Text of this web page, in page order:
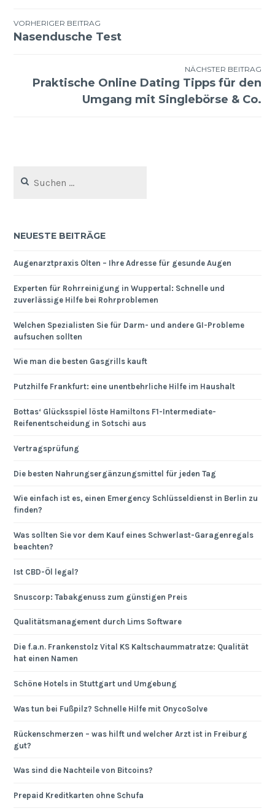
Beitragsnavigation
VORHERIGER BEITRAG
Nasendusche Test
NÄCHSTER BEITRAG
Praktische Online Dating Tipps für den
Umgang mit Singlebörse & Co.
nach:
NEUESTE BEITRÄGE
Augenarztpraxis Olten – Ihre Adresse für gesunde Augen
Experten für Rohrreinigung in Wuppertal: Schnelle und
zuverlässige Hilfe bei Rohrproblemen
Welchen Spezialisten Sie für Darm- und andere GI-Probleme
aufsuchen sollten
Wie man die besten Gasgrills kauft
Putzhilfe Frankfurt: eine unentbehrliche Hilfe im Haushalt
Bottas‘ Glücksspiel löste Hamiltons F1-Intermediate-
Reifenentscheidung in Sotschi aus
Vertragsprüfung
Die besten Nahrungsergänzungsmittel für jeden Tag
Wie einfach ist es, einen Emergency Schlüsseldienst in Berlin zu
finden?
Was sollten Sie vor dem Kauf eines Schwerlast-Garagenregals
beachten?
Ist CBD-Öl legal?
Snuscorp: Tabakgenuss zum günstigen Preis
Qualitätsmanagement durch Lims Software
Die f.a.n. Frankenstolz Vital KS Kaltschaummatratze: Qualität
hat einen Namen
Schöne Hotels in Stuttgart und Umgebung
Was tun bei Fußpilz? Schnelle Hilfe mit OnycoSolve
Rückenschmerzen – was hilft und welcher Arzt ist in Freiburg
gut?
Was sind die Nachteile von Bitcoins?
Prepaid Kreditkarten ohne Schufa